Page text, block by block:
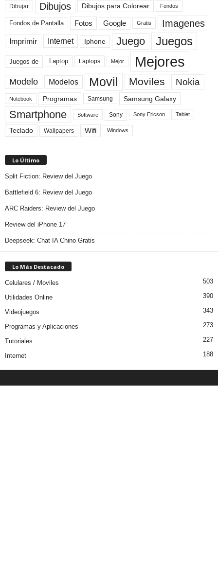
Dibujar Dibujos Dibujos para Colorear Fondos
Fondos de Pantalla Fotos Google Gratis Imagenes
Imprimir Internet Iphone Juego Juegos
Juegos de Laptop Laptops Mejor Mejores
Modelo Modelos Movil Moviles Nokia
Notebook Programas Samsung Samsung Galaxy
Smartphone Software Sony Sony Ericson Tablet
Teclado Wallpapers Wifi Windows
Lo Último
Split Fiction: Review del Juego
Battlefield 6: Review del Juego
ARC Raiders: Review del Juego
Review del iPhone 17
Deepseek: Chat IA Chino Gratis
Lo Más Destacado
Celulares / Moviles 503
Utilidades Online 390
Videojuegos 343
Programas y Aplicaciones 273
Tutoriales 227
Internet 188